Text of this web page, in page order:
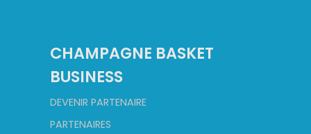
CHAMPAGNE BASKET
BUSINESS
DEVENIR PARTENAIRE
PARTENAIRES